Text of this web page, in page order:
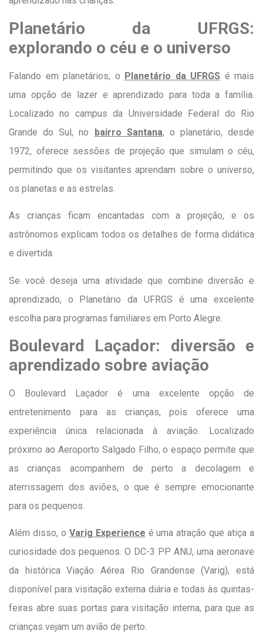
Planetário da UFRGS:
explorando o céu e o universo
Falando em planetários, o Planetário da UFRGS é mais
uma opção de lazer e aprendizado para toda a família.
Localizado no campus da Universidade Federal do Rio
Grande do Sul, no bairro Santana, o planetário, desde
1972, oferece sessões de projeção que simulam o céu,
permitindo que os visitantes aprendam sobre o universo,
os planetas e as estrelas.
As crianças ficam encantadas com a projeção, e os
astrônomos explicam todos os detalhes de forma didática
e divertida.
Se você deseja uma atividade que combine diversão e
aprendizado, o Planetário da UFRGS é uma excelente
escolha para programas familiares em Porto Alegre.
Boulevard Laçador: diversão e
aprendizado sobre aviação
O Boulevard Laçador é uma excelente opção de
entretenimento para as crianças, pois oferece uma
experiência única relacionada à aviação. Localizado
próximo ao Aeroporto Salgado Filho, o espaço permite que
as crianças acompanhem de perto a decolagem e
aterrissagem dos aviões, o que é sempre emocionante
para os pequenos.
Além disso, o Varig Experience é uma atração que atiça a
curiosidade dos pequenos. O DC-3 PP ANU, uma aeronave
da histórica Viação Aérea Rio Grandense (Varig), está
disponível para visitação externa diária e todas às quintas-
feiras abre suas portas para visitação interna, para que as
crianças vejam um avião de perto.